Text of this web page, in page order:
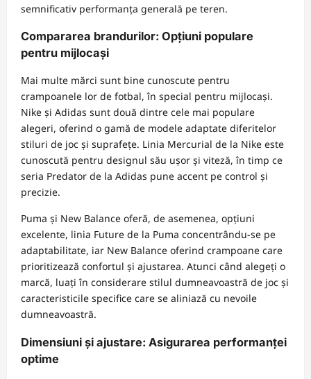
semnificativ performanța generală pe teren.
Compararea brandurilor: Opțiuni populare
pentru mijlocași
Mai multe mărci sunt bine cunoscute pentru
crampoanele lor de fotbal, în special pentru mijlocași.
Nike și Adidas sunt două dintre cele mai populare
alegeri, oferind o gamă de modele adaptate diferitelor
stiluri de joc și suprafețe. Linia Mercurial de la Nike este
cunoscută pentru designul său ușor și viteză, în timp ce
seria Predator de la Adidas pune accent pe control și
precizie.
Puma și New Balance oferă, de asemenea, opțiuni
excelente, linia Future de la Puma concentrându-se pe
adaptabilitate, iar New Balance oferind crampoane care
prioritizează confortul și ajustarea. Atunci când alegeți o
marcă, luați în considerare stilul dumneavoastră de joc și
caracteristicile specifice care se aliniază cu nevoile
dumneavoastră.
Dimensiuni și ajustare: Asigurarea performanței
optime